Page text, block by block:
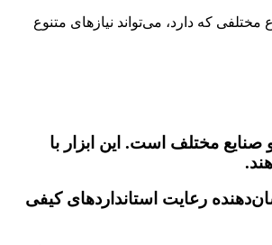
که دارد، می‌تواند نیازهای متنوع
مختلف است. این ابزار با
رعایت استانداردهای کیفی